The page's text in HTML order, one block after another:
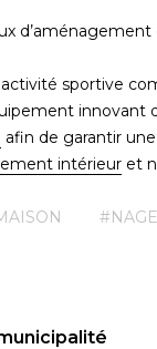
sportive
afin de garantir
intérieur et